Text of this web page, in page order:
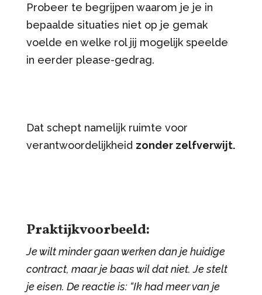
Probeer te begrijpen waarom je je in
bepaalde situaties niet op je gemak
voelde en welke rol jij mogelijk speelde
in eerder please-gedrag.
Dat schept namelijk ruimte voor
verantwoordelijkheid zonder zelfverwijt.
Praktijkvoorbeeld:
Je wilt minder gaan werken dan je huidige
contract, maar je baas wil dat niet. Je stelt
je eisen. De reactie is: “Ik had meer van je